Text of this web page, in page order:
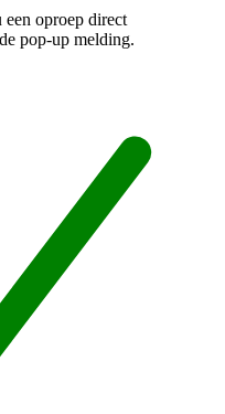
oproep direct
pop-up melding.